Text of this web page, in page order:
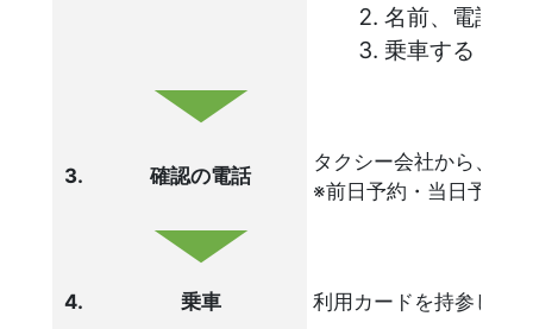
名前、電話番
乗車する「日
3. 確認の電話
タクシー会社から、利
※前日予約・当日予約
4. 乗車 利用カードを持参し、